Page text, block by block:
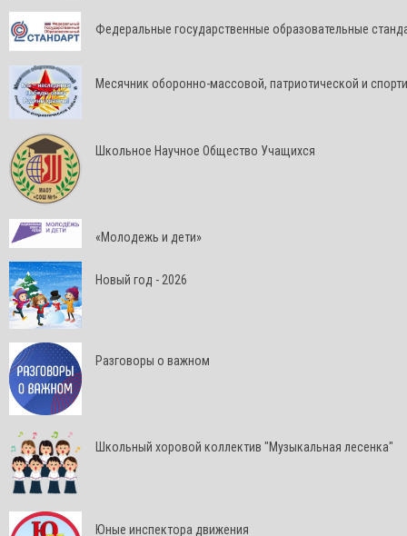
Федеральные государственные образовательные
Месячник оборонно-массовой, патриотической и
Школьное Научное Общество Учащихся
«Молодежь и дети»
Новый год - 2026
Разговоры о важном
Школьный хоровой коллектив "Музыкальная лесенка"
Юные инспектора движения